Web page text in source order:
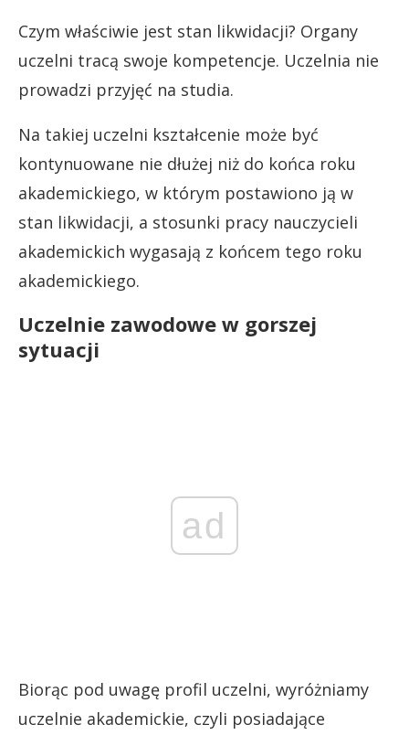
Czym właściwie jest stan likwidacji? Organy
uczelni tracą swoje kompetencje. Uczelnia nie
prowadzi przyjęć na studia.
Na takiej uczelni kształcenie może być
kontynuowane nie dłużej niż do końca roku
akademickiego, w którym postawiono ją w
stan likwidacji, a stosunki pracy nauczycieli
akademickich wygasają z końcem tego roku
akademickiego.
Uczelnie zawodowe w gorszej
sytuacji
ad
Biorąc pod uwagę profil uczelni, wyróżniamy
uczelnie akademickie, czyli posiadające